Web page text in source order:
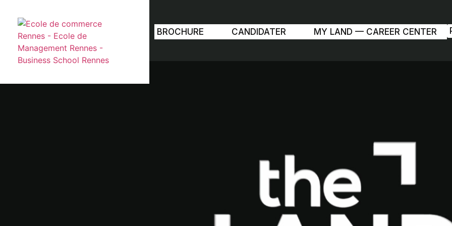
BROCHURE CANDIDATER MY LAND — CAREER CENTER